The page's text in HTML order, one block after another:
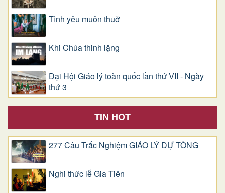
Tình yêu muôn thuở
Khi Chúa thinh lặng
Đại Hội Giáo lý toàn quốc lần thứ VII - Ngày
thứ 3
TIN HOT
277 Câu Trắc Nghiệm GIÁO LÝ DỰ TÒNG
Nghi thức lễ Gia Tiên